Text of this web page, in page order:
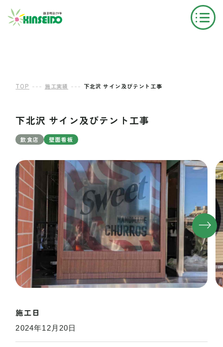
TOP --- 施工実績 --- 下北沢 サイン及びテント工事
下北沢 サイン及びテント工事
飲食店 壁面看板
施工日
2024年12月20日